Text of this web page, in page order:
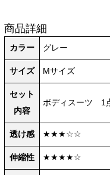
商品詳細
カラー グレー
サイズ Mサイズ
セット
内容
ボディスーツ 1
透け感 ★★★☆☆
伸縮性 ★★★★☆